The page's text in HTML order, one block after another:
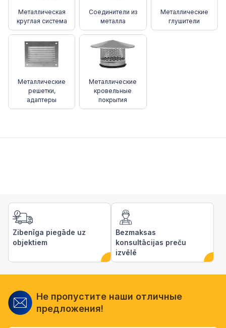
Металлическая
круглая система
Соединители из
металла
Металлические
глушители
Металлические
решетки,
адаптеры
Металлические
кровельные
покрытия
Zibenīga piegāde uz
objektiem
Bezmaksas
konsultācijas preču
izvēlē
Не пропустите наши отличные
предложения!